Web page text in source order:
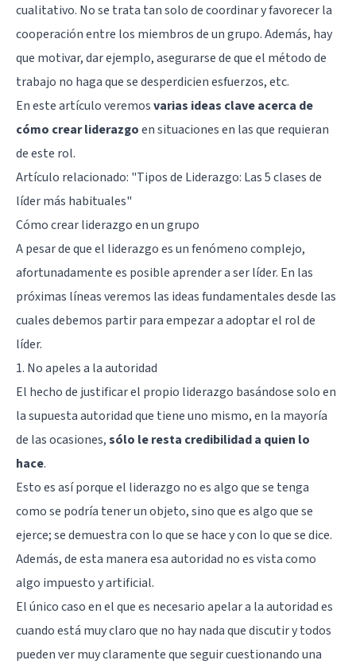
cualitativo. No se trata tan solo de coordinar y favorecer la
cooperación entre los miembros de un grupo. Además, hay
que motivar, dar ejemplo, asegurarse de que el método de
trabajo no haga que se desperdicien esfuerzos, etc.
En este artículo veremosvarias ideas clave acerca de
cómo crear liderazgoen situaciones en las que requieran
de este rol.
Artículo relacionado: "Tipos de Liderazgo: Las 5 clases de
líder más habituales"
Cómo crear liderazgo en un grupo
A pesar de que el liderazgo es un fenómeno complejo,
afortunadamente es posible aprender a ser líder. En las
próximas líneas veremos las ideas fundamentales desde las
cuales debemos partir para empezar a adoptar el rol de
líder.
1. No apeles a la autoridad
El hecho de justificar el propio liderazgo basándose solo en
la supuesta autoridad que tiene uno mismo, en la mayoría
de las ocasiones,sólo le resta credibilidad a quien lo
hace.
Esto es así porque el liderazgo no es algo que se tenga
como se podría tener un objeto, sino que es algo que se
ejerce; se demuestra con lo que se hace y con lo que se dice.
Además, de esta manera esa autoridad no es vista como
algo impuesto y artificial.
El único caso en el que es necesario apelar a la autoridad es
cuando está muy claro que no hay nada que discutir y todos
pueden ver muy claramente que seguir cuestionando una